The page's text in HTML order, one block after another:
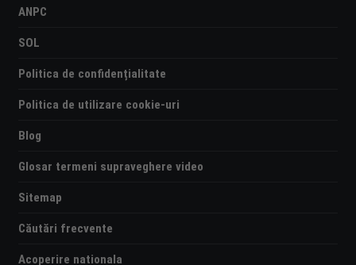
ANPC
SOL
Politica de confidențialitate
Politica de utilizare cookie-uri
Blog
Glosar termeni supraveghere video
Sitemap
Căutări frecvente
Acoperire nationala